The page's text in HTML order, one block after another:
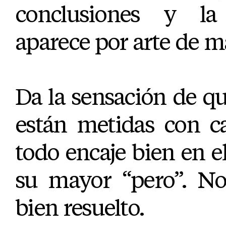
conclusiones y la
aparece por arte de
Da la sensación de
están metidas con
todo encaje bien en
su mayor “pero”.
bien resuelto.